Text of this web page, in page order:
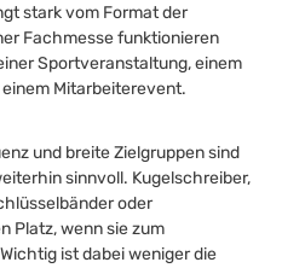
stark vom Format der
Fachmesse funktionieren
Sportveranstaltung, einem
Mitarbeiterevent.
und breite Zielgruppen sind
sinnvoll. Kugelschreiber,
oder
Platz, wenn sie zum
ist dabei weniger die